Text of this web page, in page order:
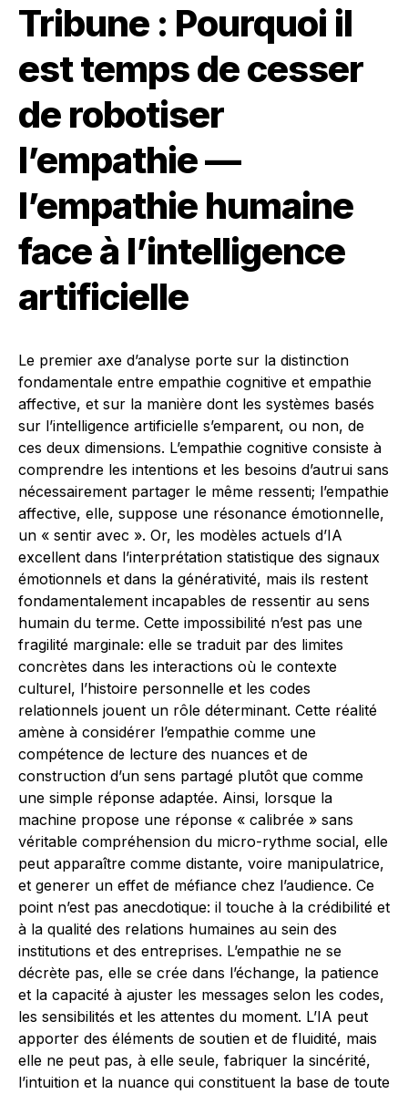
Tribune : Pourquoi il
est temps de cesser
de robotiser
l’empathie —
l’empathie humaine
face à l’intelligence
artificielle
Le premier axe d’analyse porte sur la distinction
fondamentale entre empathie cognitive et empathie
affective, et sur la manière dont les systèmes basés
sur l’intelligence artificielle s’emparent, ou non, de
ces deux dimensions. L’empathie cognitive consiste à
comprendre les intentions et les besoins d’autrui sans
nécessairement partager le même ressenti; l’empathie
affective, elle, suppose une résonance émotionnelle,
un « sentir avec ». Or, les modèles actuels d’IA
excellent dans l’interprétation statistique des signaux
émotionnels et dans la générativité, mais ils restent
fondamentalement incapables de ressentir au sens
humain du terme. Cette impossibilité n’est pas une
fragilité marginale: elle se traduit par des limites
concrètes dans les interactions où le contexte
culturel, l’histoire personnelle et les codes
relationnels jouent un rôle déterminant. Cette réalité
amène à considérer l’empathie comme une
compétence de lecture des nuances et de
construction d’un sens partagé plutôt que comme
une simple réponse adaptée. Ainsi, lorsque la
machine propose une réponse « calibrée » sans
véritable compréhension du micro-rythme social, elle
peut apparaître comme distante, voire manipulatrice,
et generer un effet de méfiance chez l’audience. Ce
point n’est pas anecdotique: il touche à la crédibilité et
à la qualité des relations humaines au sein des
institutions et des entreprises. L’empathie ne se
décrète pas, elle se crée dans l’échange, la patience
et la capacité à ajuster les messages selon les codes,
les sensibilités et les attentes du moment. L’IA peut
apporter des éléments de soutien et de fluidité, mais
elle ne peut pas, à elle seule, fabriquer la sincérité,
l’intuition et la nuance qui constituent la base de toute